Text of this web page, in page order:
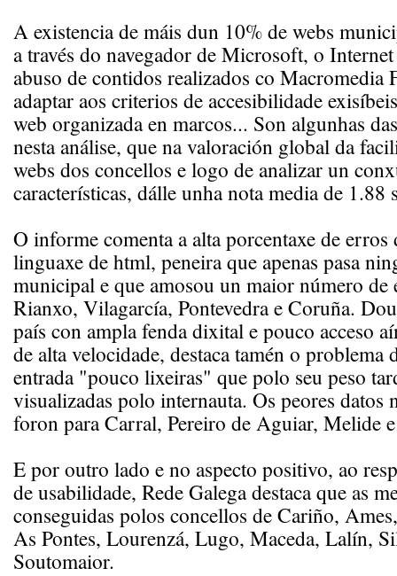
A existencia de máis dun 10% de webs
a través do navegador de Microsoft, o
abuso de contidos realizados co Macromedia
adaptar aos criterios de accesibilidade
web organizada en marcos... Son algunhas
nesta análise, que na valoración global da
webs dos concellos e logo de analizar un
características, dálle unha nota media de 1.88
O informe comenta a alta porcentaxe de erros
linguaxe de html, peneira que apenas pasa
municipal e que amosou un maior número de
Rianxo, Vilagarcía, Pontevedra e Coruña.
país con ampla fenda dixital e pouco acceso
de alta velocidade, destaca tamén o problema
entrada "pouco lixeiras" que polo seu peso
visualizadas polo internauta. Os peores datos
foron para Carral, Pereiro de Aguiar, Melide
E por outro lado e no aspecto positivo, ao
de usabilidade, Rede Galega destaca que as
conseguidas polos concellos de Cariño,
As Pontes, Lourenzá, Lugo, Maceda, Lalín,
Soutomaior.